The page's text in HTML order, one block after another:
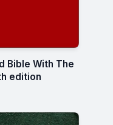
Bible With The
edition